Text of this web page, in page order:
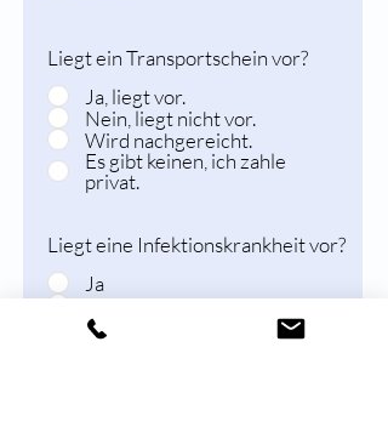
Liegt ein Transportschein vor?
Ja, liegt vor.
Nein, liegt nicht vor.
Wird nachgereicht.
Es gibt keinen, ich zahle
privat.
Liegt eine Infektionskrankheit vor?
Ja
Nein